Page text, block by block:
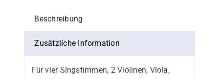
oder
Stimme
in
C
Beschreibung
Zusätzliche Information
Für vier Singstimmen, 2 Violinen, Viola,